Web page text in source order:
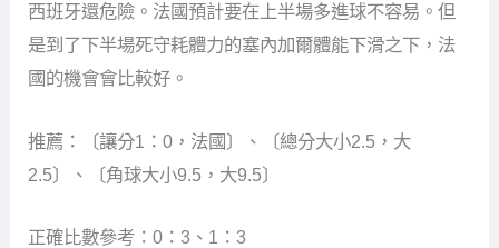
西班牙還危險。法國預計要在上半場多進球不容易。但
是到了下半場死守耗體力的塞內加爾體能下滑之下，法
國的機會會比較好。
推薦：〔讓分1：0，法國〕、〔總分大小2.5，大
2.5〕、〔角球大小9.5，大9.5〕
正確比數參考：0：3、1：3